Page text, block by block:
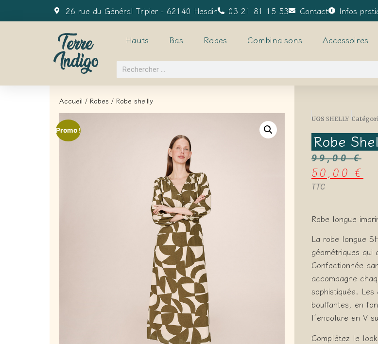
26 rue du Général Tripier - 62140 Hesdin 03 21 81 15 53 Contact Infos
Hauts Bas Robes Combinaisons Accessoires
Accueil / Robes / Robe shellly
Promo !
UGS SHELLY
Robe
99,00€
50,00€
TTC
Robe longue
La robe longue
géométriques qui
Confectionnée
accompagne
sophistiquée.
bouffantes, en
l’encolure en V
Complétez le